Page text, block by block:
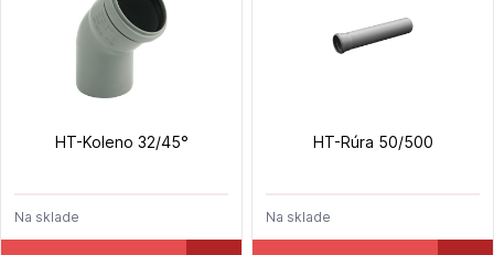
HT-Koleno 32/45°
Na sklade
HT-Rúra 50/500
Na sklade